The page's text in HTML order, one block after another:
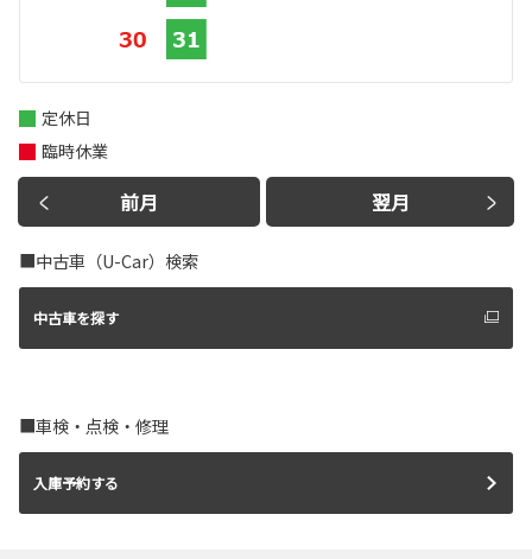
前月 翌月
定休日
臨時休業
■中古車（U-Car）検索
中古車を探す
■車検・点検・修理
入庫予約する